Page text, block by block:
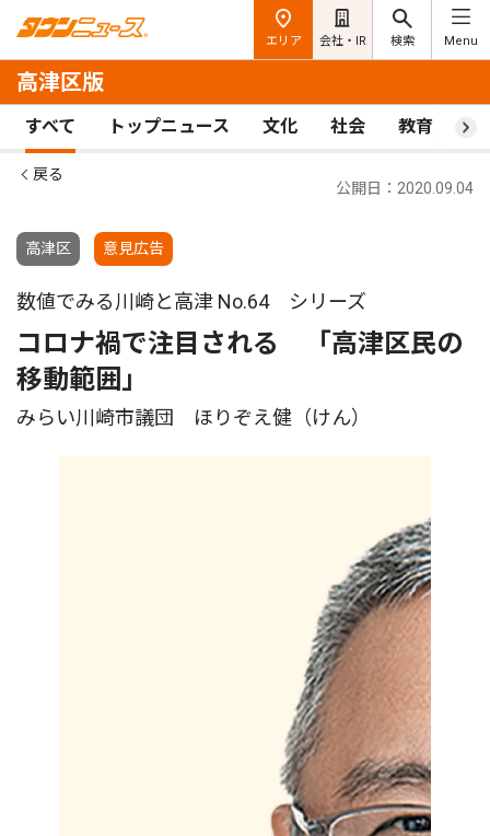
エリア 会社・IR 検索 Menu
高津区版
すべて トップニュース 文化 社会 教育 ス
戻る
高津区 意見広告
公開日：2020.09.04
数値でみる川崎と高津 No.64 シリーズ
コロナ禍で注目される 「高津区民の
移動範囲」
みらい川崎市議団 ほりぞえ健（けん）